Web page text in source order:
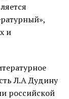
и
Л.А Дудину
российской